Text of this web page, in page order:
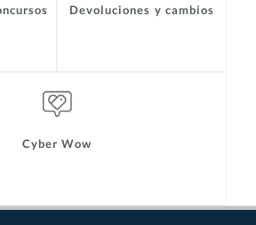
Devoluciones y cambios
Cyber Wow